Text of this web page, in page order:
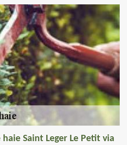
Saint Leger Le Petit via